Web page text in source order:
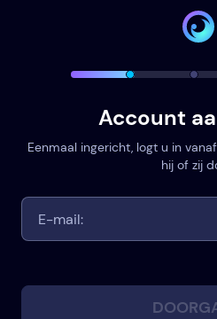
Account
Eenmaal ingericht, logt u in
hij of zij